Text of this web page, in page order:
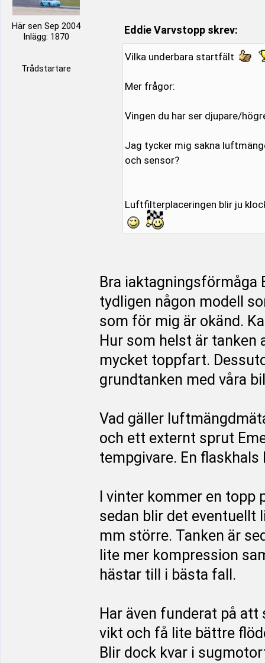
Här sen Sep 2004
Inlägg: 1870
Trådstartare
Eddie Varvstopp skrev:
Vilka underbara startfält
Mer frågor:
Vingen du har ser djupare/
Jag tycker mig sakna
och sensor?
Luftfilterplaceringen blir ju
Bra iaktagningsförmåga
tydligen någon modell
som för mig är okänd.
Hur som helst är
mycket toppfart.
grundtanken med våra
Vad gäller
och ett externt sprut
tempgivare. En
I vinter kommer en
sedan blir det eventuellt
mm större. Tanken är
lite mer kompression
hästar till i bästa fall.
Har även funderat på
vikt och få lite bättre
Blir dock kvar i